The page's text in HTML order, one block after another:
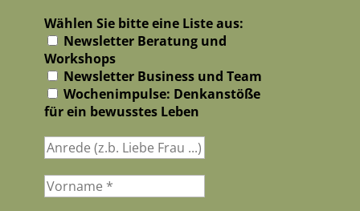
Wählen Sie bitte eine Liste aus:
Newsletter Beratung und
Workshops
Newsletter Business und Team
Wochenimpulse: Denkanstöße
für ein bewusstes Leben